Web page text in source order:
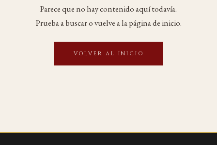
Parece que no hay contenido aquí todavía.
Prueba a buscar o vuelve a la página de inicio.
VOLVER AL INICIO